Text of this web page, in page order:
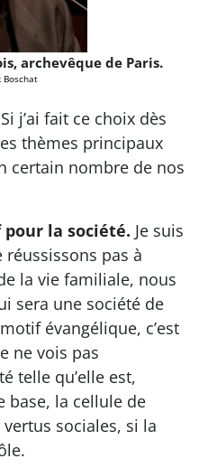
archevêque de Paris.
Boschat
Si j’ai fait ce choix dès
thèmes principaux
certain nombre de nos
la société. Je suis
pas à
la vie familiale, nous
sera une société de
évangélique, c’est
ne vois pas
telle qu’elle est,
base, la cellule de
sociales, si la